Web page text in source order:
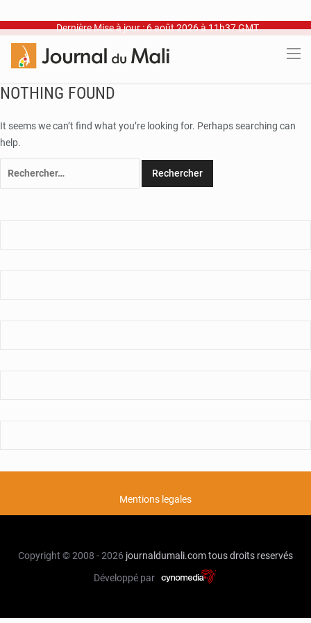
Dernière Mise à jour : 6 août 2026 à 11h37 GMT
NOTHING FOUND
It seems we can’t find what you’re looking for. Perhaps searching can
help.
Mentions legales
Copyright © 2008 - 2026 journaldumali.comtous droits reservés
Développé par